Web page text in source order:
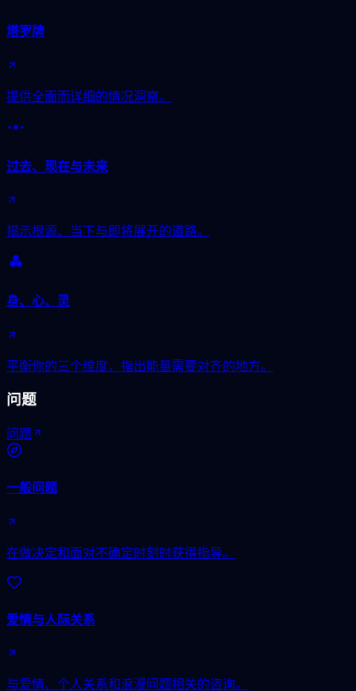
塔罗牌
提供全面而详细的情况洞察。
过去、现在与未来
揭示根源、当下与即将展开的道路。
身、心、灵
平衡你的三个维度，指出能量需要对齐的地方。
问题
问题
一般问题
在做决定和面对不确定时刻时获得指导。
爱情与人际关系
与爱情、个人关系和浪漫问题相关的咨询。